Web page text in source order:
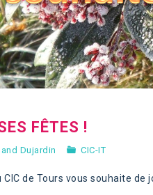
FÊTES !
Dujardin CIC-IT
CIC de Tours vous souhaite de